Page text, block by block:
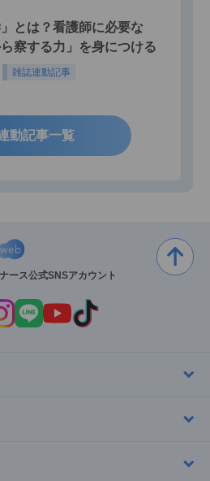
」とは？看護師に必要な
ら察する力」を身につける
雑誌連動記事
動記事一覧
ース公式SNSアカウント